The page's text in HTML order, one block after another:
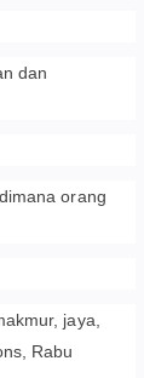
dan
orang
jaya,
Rabu